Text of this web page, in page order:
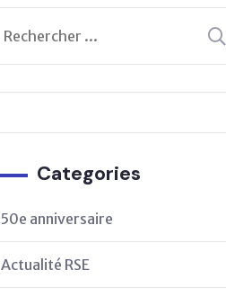
Categories
50e anniversaire
Actualité RSE